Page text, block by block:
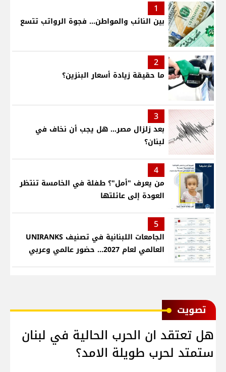
1
بين النائب والمواطن... فجوة الرواتب تتسع
2
ما حقيقة زيادة أسعار البنزين؟
3
بعد زلزال مصر... هل يجب أن نخاف في
لبنان؟
4
من يعرف "أمل"؟ طفلة في الخامسة تنتظر
العودة إلى عائلتها
5
الجامعات اللبنانية في تصنيف UNIRANKS
العالمي لعام 2027... حضور عالمي وعربي
ﺗﺼﻮﻳﺖ
هل تعتقد ان الحرب الحالية في لبنان
ستمتد لحرب طويلة الامد؟